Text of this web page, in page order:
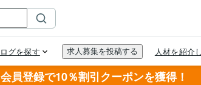
会員登録で10％割引クーポンを獲得！